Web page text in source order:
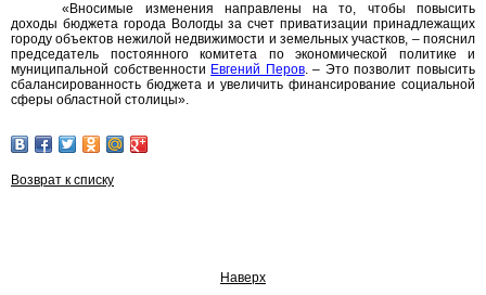
«Вносимые изменения направлены на то, чтобы повысить
доходы бюджета города Вологды за счет приватизации принадлежащих
городу объектов нежилой недвижимости и земельных участков, – пояснил
председатель постоянного комитета по экономической политике и
муниципальной собственности Евгений Перов. – Это позволит повысить
сбалансированность бюджета и увеличить финансирование социальной
сферы областной столицы».
Возврат к списку
Наверх